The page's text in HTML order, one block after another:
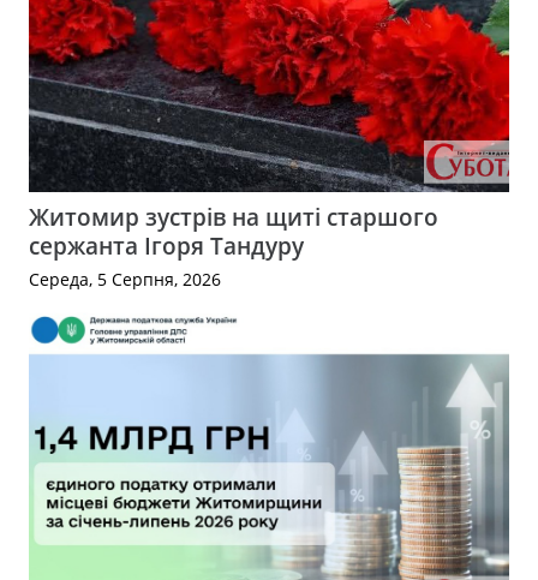
Житомир зустрів на щиті старшого
сержанта Ігоря Тандуру
Середа, 5 Серпня, 2026